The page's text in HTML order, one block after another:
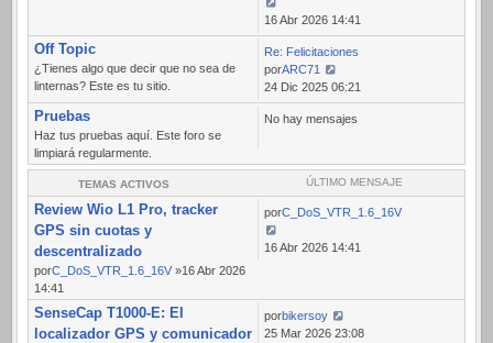
Ver
último
mensaje
16 Abr 2026 14:41
Off Topic
¿Tienes algo que decir que no sea de
linternas? Este es tu sitio.
Re: Felicitaciones
porARC71
Ver
último
mensaje
24 Dic 2025 06:21
Pruebas
Haz tus pruebas aquí. Este foro se
limpiará regularmente.
No hay mensajes
TEMAS ACTIVOS ÚLTIMO MENSAJE
Review Wio L1 Pro, tracker
GPS sin cuotas y
descentralizado
porC_DoS_VTR_1.6_16V »16 Abr 2026
14:41
porC_DoS_VTR_1.6_16V
16 Abr 2026 14:41
SenseCap T1000-E: El
localizador GPS y comunicador
porbikersoy
25 Mar 2026 23:08